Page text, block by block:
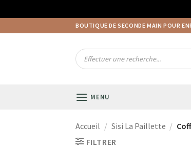
au
BOUTIQUE DE SECONDE MAIN POUR
Recherche
de
produits
MENU
Accueil / Sisi La Paillette /
FILTRER